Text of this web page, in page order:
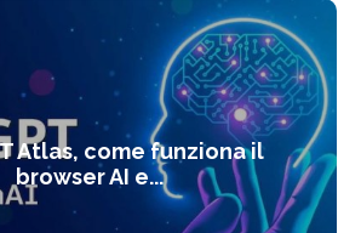
Atlas, come funziona il
browser AI e...